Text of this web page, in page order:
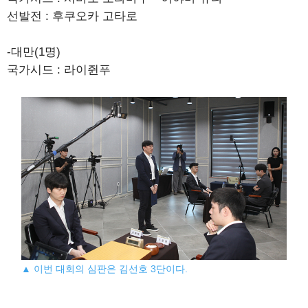
선발전 : 후쿠오카 고타로
-대만(1명)
국가시드 : 라이쥔푸
▲ 이번 대회의 심판은 김선호 3단이다.